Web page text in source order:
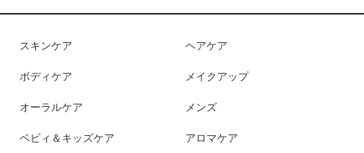
スキンケア ヘアケア
ボディケア メイクアップ
オーラルケア メンズ
ベビィ＆キッズケア アロマケア